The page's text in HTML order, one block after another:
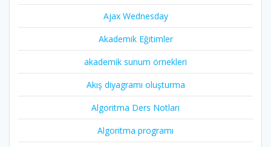
Ajax Wednesday
Akademik Eğitimler
akademik sunum örnekleri
Akış diyagramı oluşturma
Algoritma Ders Notları
Algoritma programı